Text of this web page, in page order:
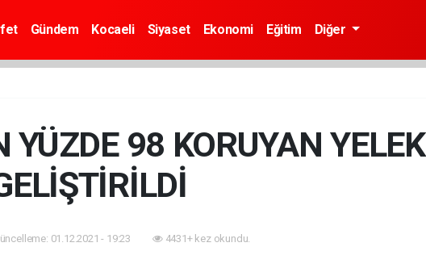
Gündem Kocaeli Siyaset Ekonomi Eğitim Diğer
YÜZDE 98 KORUYAN YELEK
01.12.2021 - 19:23 4431+ kez okundu.